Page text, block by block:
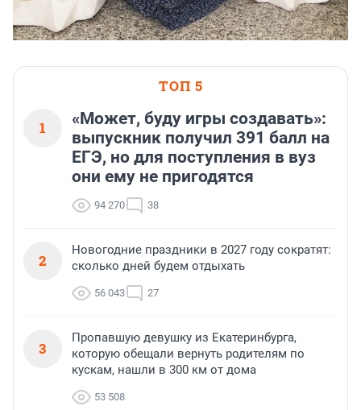
ТОП 5
1
«Может, буду игры создавать»:
выпускник получил 391 балл на
ЕГЭ, но для поступления в вуз
они ему не пригодятся
94 270 38
2
Новогодние праздники в 2027 году сократят:
сколько дней будем отдыхать
56 043 27
3
Пропавшую девушку из Екатеринбурга,
которую обещали вернуть родителям по
кускам, нашли в 300 км от дома
53 508